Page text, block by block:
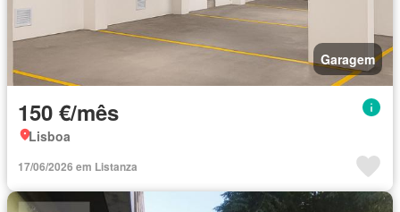
Garagem
150 €/mês
Lisboa
17/06/2026 em Listanza